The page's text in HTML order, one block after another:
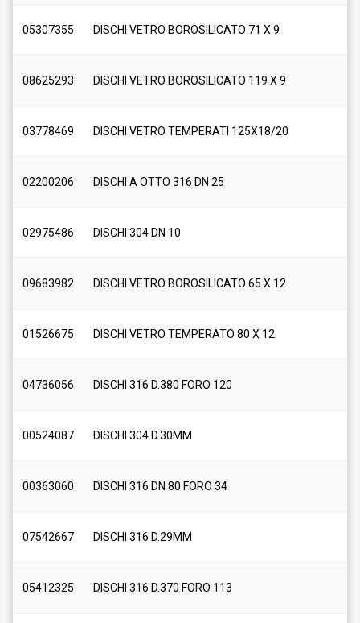
05307355 DISCHI VETRO BOROSILICATO 71 X 9
08625293 DISCHI VETRO BOROSILICATO 119 X 9
03778469 DISCHI VETRO TEMPERATI 125X18/20
02200206 DISCHI A OTTO 316 DN 25
02975486 DISCHI 304 DN 10
09683982 DISCHI VETRO BOROSILICATO 65 X 12
01526675 DISCHI VETRO TEMPERATO 80 X 12
04736056 DISCHI 316 D.380 FORO 120
00524087 DISCHI 304 D.30MM
00363060 DISCHI 316 DN 80 FORO 34
07542667 DISCHI 316 D.29MM
05412325 DISCHI 316 D.370 FORO 113